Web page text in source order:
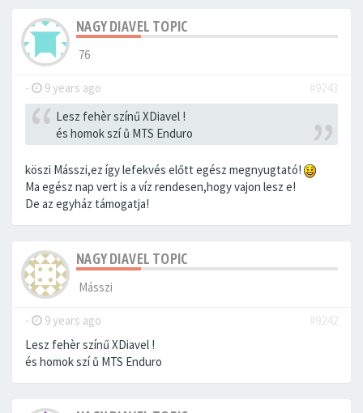
NAGY DIAVEL TOPIC
76
- 9 years ago
#9243
Lesz fehèr színű XDiavel !
és homok szí ů MTS Enduro
köszi Másszi,ez így lefekvés előtt egész megnyugtató!
Ma egész nap vert is a víz rendesen,hogy vajon lesz e!
De az egyház támogatja!
NAGY DIAVEL TOPIC
Másszi
- 9 years ago
#9242
Lesz fehèr színű XDiavel !
és homok szí ů MTS Enduro